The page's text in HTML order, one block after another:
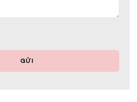
GỬI